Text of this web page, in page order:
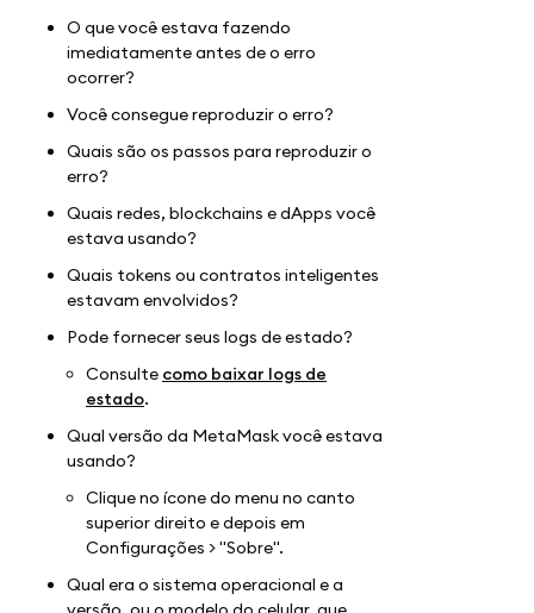
O que você estava fazendo
imediatamente antes de o erro
ocorrer?
Você consegue reproduzir o erro?
Quais são os passos para reproduzir o
erro?
Quais redes, blockchains e dApps você
estava usando?
Quais tokens ou contratos inteligentes
estavam envolvidos?
Pode fornecer seus logs de estado?
Consulte como baixar logs de
estado.
Qual versão da MetaMask você estava
usando?
Clique no ícone do menu no canto
superior direito e depois em
Configurações > "Sobre".
Qual era o sistema operacional e a